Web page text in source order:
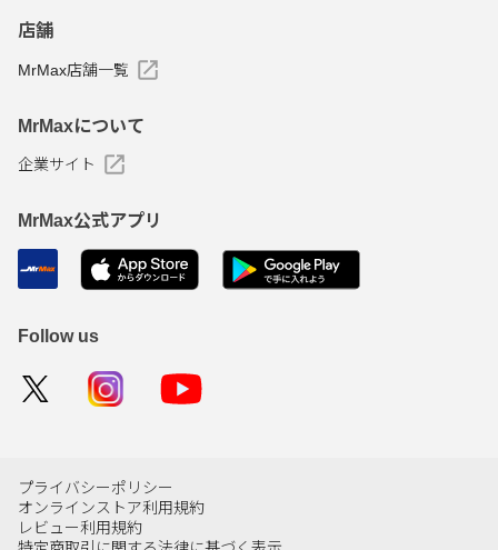
店舗
MrMax店舗一覧
MrMaxについて
企業サイト
MrMax公式アプリ
Follow us
プライバシーポリシー
オンラインストア利用規約
レビュー利用規約